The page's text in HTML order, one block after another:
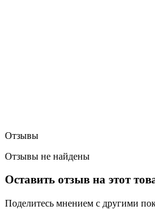
Отзывы
Отзывы не найдены
Оставить отзыв на этот
Поделитесь мнением с другими